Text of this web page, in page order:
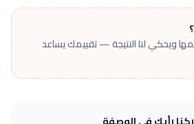
ويحكي لنا النتيجة — تقييمك يساعد